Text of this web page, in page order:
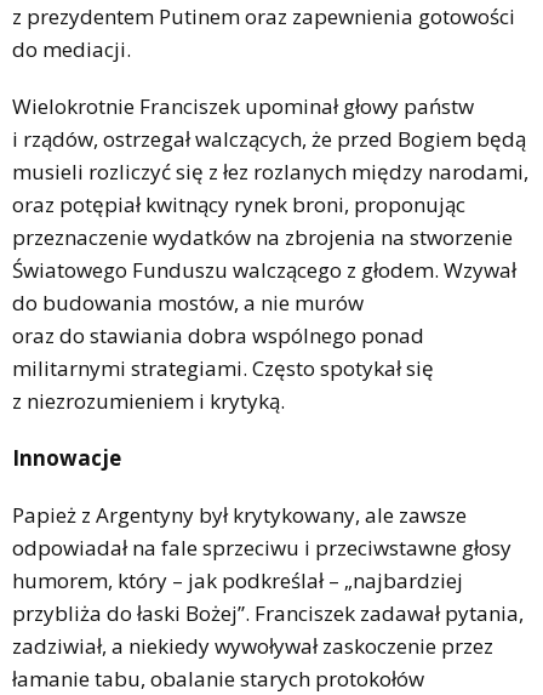
z prezydentem Putinem oraz zapewnienia gotowości
do mediacji.
Wielokrotnie Franciszek upominał głowy państw
i rządów, ostrzegał walczących, że przed Bogiem będą
musieli rozliczyć się z łez rozlanych między narodami,
oraz potępiał kwitnący rynek broni, proponując
przeznaczenie wydatków na zbrojenia na stworzenie
Światowego Funduszu walczącego z głodem. Wzywał
do budowania mostów, a nie murów
oraz do stawiania dobra wspólnego ponad
militarnymi strategiami. Często spotykał się
z niezrozumieniem i krytyką.
Innowacje
Papież z Argentyny był krytykowany, ale zawsze
odpowiadał na fale sprzeciwu i przeciwstawne głosy
humorem, który – jak podkreślał – „najbardziej
przybliża do łaski Bożej”. Franciszek zadawał pytania,
zadziwiał, a niekiedy wywoływał zaskoczenie przez
łamanie tabu, obalanie starych protokołów